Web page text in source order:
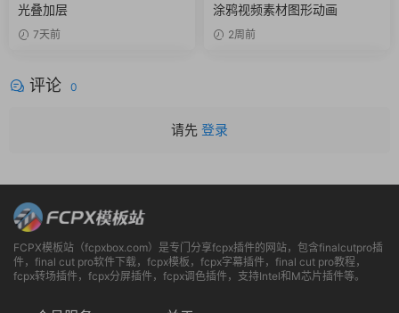
光叠加层
7天前
涂鸦视频素材图形动画
2周前
评论 0
请先 登录
FCPX模板站（fcpxbox.com）是专门分享fcpx插件的网站，包含finalcutpro插
件，final cut pro软件下载，fcpx模板，fcpx字幕插件，final cut pro教程，
fcpx转场插件，fcpx分屏插件，fcpx调色插件，支持Intel和M芯片插件等。